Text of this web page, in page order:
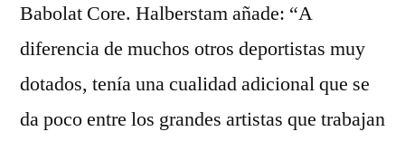
Babolat Core. Halberstam añade: “A
diferencia de muchos otros deportistas muy
dotados, tenía una cualidad adicional que se
da poco entre los grandes artistas que trabajan